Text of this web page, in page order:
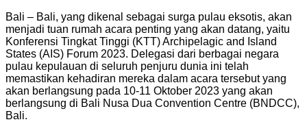
Bali – Bali, yang dikenal sebagai surga pulau eksotis, akan
menjadi tuan rumah acara penting yang akan datang, yaitu
Konferensi Tingkat Tinggi (KTT) Archipelagic and Island
States (AIS) Forum 2023. Delegasi dari berbagai negara
pulau kepulauan di seluruh penjuru dunia ini telah
memastikan kehadiran mereka dalam acara tersebut yang
akan berlangsung pada 10-11 Oktober 2023 yang akan
berlangsung di Bali Nusa Dua Convention Centre (BNDCC),
Bali.